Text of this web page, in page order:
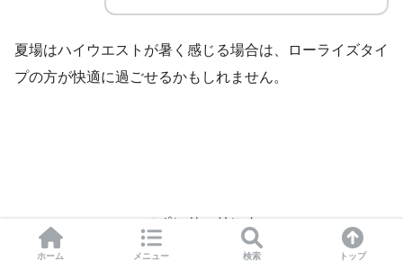
夏場はハイウエストが暑く感じる場合は、ローライズタイ
プの方が快適に過ごせるかもしれません。
スポンサーリンク
ホーム メニュー 検索 トップ